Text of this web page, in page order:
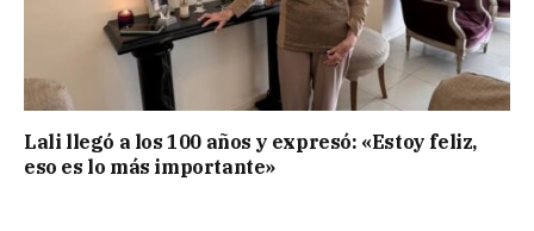
Lali llegó a los 100 años y expresó: «Estoy feliz,
eso es lo más importante»